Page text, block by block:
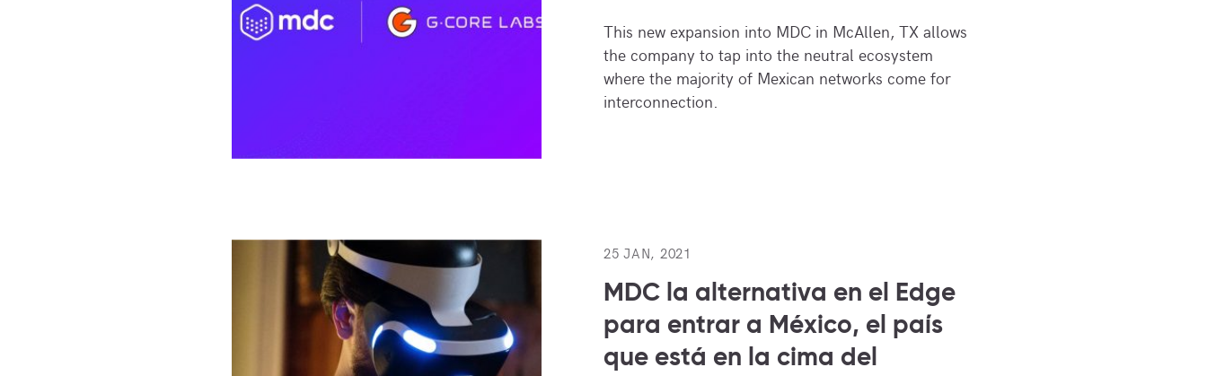
This new expansion into MDC in McAllen, TX allows
the company to tap into the neutral ecosystem
where the majority of Mexican networks come for
interconnection.
25 JAN, 2021
MDC la alternativa en el Edge
para entrar a México, el país
que está en la cima del